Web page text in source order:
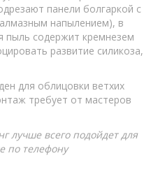
панели болгаркой с
напылением), в
пыль содержит кремнезем
развитие силикоза,
для облицовки ветхих
требует от мастеров
лучше всего подойдет для
по телефону